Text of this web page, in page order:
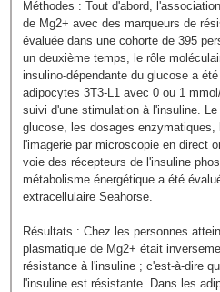
Méthodes : Tout d'abord,
de Mg2+ avec des marqueurs de
évaluée dans une cohorte de 395
un deuxième temps, le rôle
insulino-dépendante du glucose a
adipocytes 3T3-L1 avec 0 ou 1
suivi d'une stimulation à l'insuline.
glucose, les dosages
l'imagerie par microscopie en direct
voie des récepteurs de l'insuline
métabolisme énergétique a été
extracellulaire Seahorse.
Résultats : Chez les personnes
plasmatique de Mg2+ était
résistance à l'insuline ; c'est-à-dire
l'insuline est résistante. Dans les